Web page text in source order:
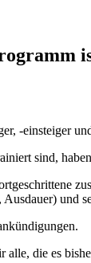
-einsteiger
sind,
und
die es